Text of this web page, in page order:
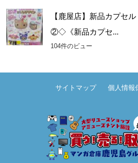
【鹿屋店】新品カプセ
②◇《新品カプセ...
104件のビュー
サイトマップ 個人情報